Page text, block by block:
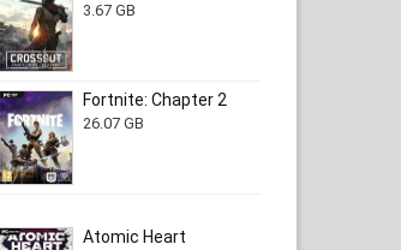
3.67 GB
Fortnite: Chapter 2
26.07 GB
Atomic Heart